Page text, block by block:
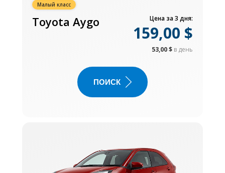
Малый класс
Toyota Aygo Цена за 3 дня:
159,00 $
53,00 $ в день
ПОИСК